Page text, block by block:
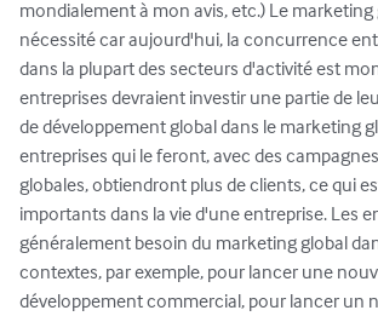
mondialement à mon avis, etc.) Le
nécessité car aujourd'hui, la concurrence
dans la plupart des secteurs d'activité est
entreprises devraient investir une partie de
de développement global dans le marketing
entreprises qui le feront, avec des
globales, obtiendront plus de clients, ce qui
importants dans la vie d'une entreprise. Les
généralement besoin du marketing global
contextes, par exemple, pour lancer une
développement commercial, pour lancer un